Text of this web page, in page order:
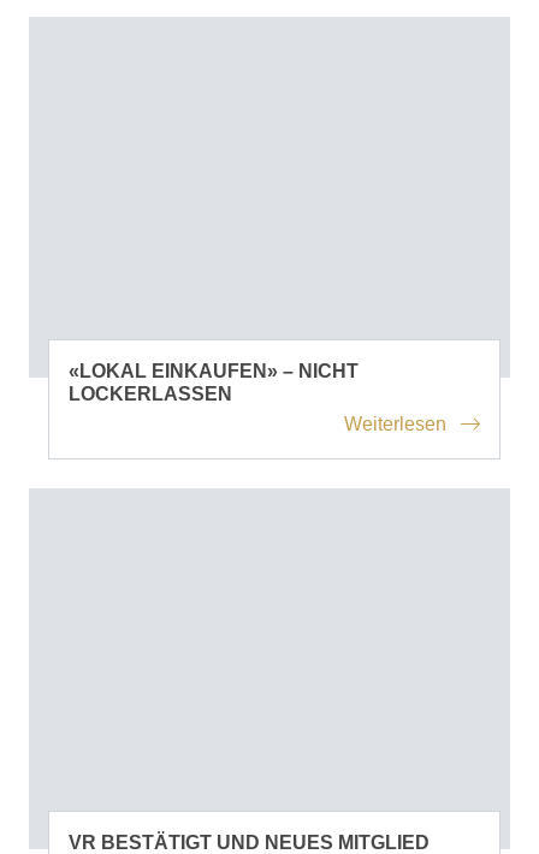
«LOKAL EINKAUFEN» – NICHT
LOCKERLASSEN
Weiterlesen
VR BESTÄTIGT UND NEUES MITGLIED